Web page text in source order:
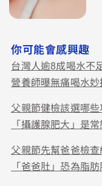
你可能會感興趣
台灣人逾8成喝水不
營養師曝無痛喝水妙
父親節健檢該選哪
「攝護腺肥大」是常
父親節先幫爸爸檢
「爸爸肚」恐為脂